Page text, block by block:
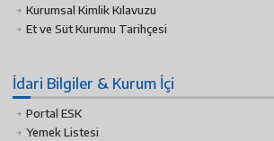
Kurumsal Kimlik Kılavuzu
Et ve Süt Kurumu Tarihçesi
İdari Bilgiler & Kurum İçi
Portal ESK
Yemek Listesi